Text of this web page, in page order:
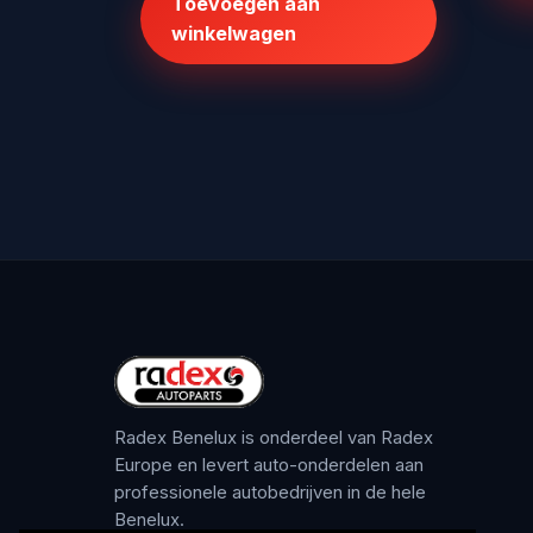
€1.075,00.€875,00.
winkelwagen
Radex Benelux is onderdeel van Radex
Europe en levert auto-onderdelen aan
professionele autobedrijven in de hele
Benelux.